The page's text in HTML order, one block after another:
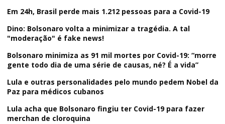
Em 24h, Brasil perde mais 1.212 pessoas para a Covid-19
Dino: Bolsonaro volta a minimizar a tragédia. A tal
"moderação" é fake news!
Bolsonaro minimiza as 91 mil mortes por Covid-19: “morre
gente todo dia de uma série de causas, né? É a vida”
Lula e outras personalidades pelo mundo pedem Nobel da
Paz para médicos cubanos
Lula acha que Bolsonaro fingiu ter Covid-19 para fazer
merchan de cloroquina